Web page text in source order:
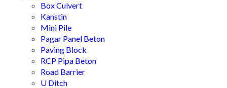
Box Culvert
Kanstin
Mini Pile
Pagar Panel Beton
Paving Block
RCP Pipa Beton
Road Barrier
U Ditch